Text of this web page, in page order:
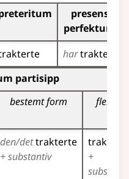
presens
perfektum
hartraktert
(partisippformer)
partisipp
bestemt form flertall
den/dettrakterte
+ substantiv
trakterte
+